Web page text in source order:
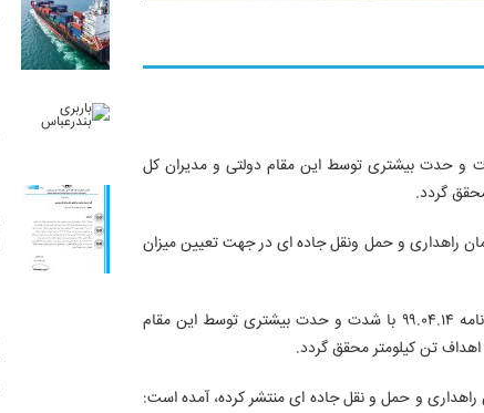
عین حال از غلامحسین دغاغله درخواست کرد اجرای موضوع نامه ۹۹.۰۴.۱۴ با شدت و حدت بیشتری توسط این مقام دولتی و مدیران کل
گردد.
راهداری و حمل ونقل جاده ای در جهت تعیین میزان
به گزارش تین نیوز، نوید خیرمند در عین حال از غلامحسین دغاغله درخواست کرد اجرای موضوع نامه ۹۹.۰۴.۱۴ با شدت و حدت بیشتری توسط این مقام
اهداف تن کیلومتر محقق گردد.
و حمل و نقل جاده ای منتشر کرده، آمده است: